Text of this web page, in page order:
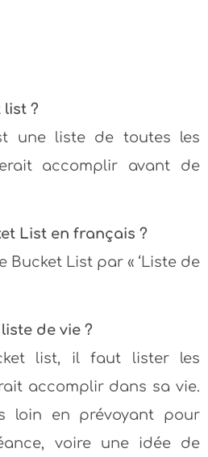
list ?
une liste de toutes les
accomplir avant de
List en français ?
List par « ‘Liste de
de vie ?
list, il faut lister les
accomplir dans sa vie.
loin en prévoyant pour
voire une idée de